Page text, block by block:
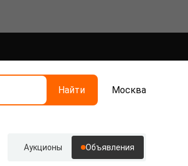
Найти Москва
Аукционы Объявления